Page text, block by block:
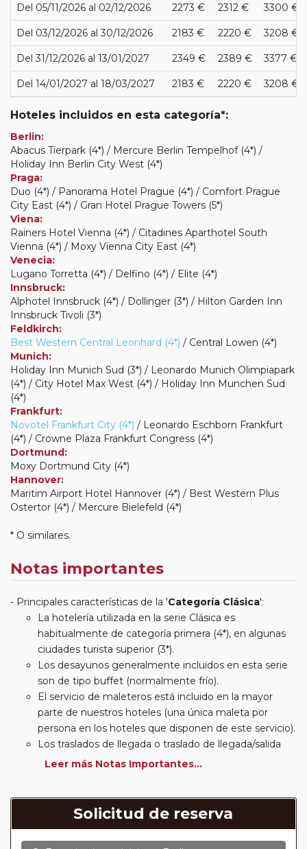
Del 05/11/2026 al 02/12/2026 2273 € 2312 € 3300 €
Del 03/12/2026 al 30/12/2026 2183 € 2220 € 3208 €
Del 31/12/2026 al 13/01/2027 2349 € 2389 € 3377 €
Del 14/01/2027 al 18/03/2027 2183 € 2220 € 3208 €
Hoteles incluidos en esta categoría*:
Berlin:
Abacus Tierpark (4*) / Mercure Berlin Tempelhof (4*) /
Holiday Inn Berlin City West (4*)
Praga:
Duo (4*) / Panorama Hotel Prague (4*) / Comfort Prague
City East (4*) / Gran Hotel Prague Towers (5*)
Viena:
Rainers Hotel Vienna (4*) / Citadines Aparthotel South
Vienna (4*) / Moxy Vienna City East (4*)
Venecia:
Lugano Torretta (4*) / Delfino (4*) / Elite (4*)
Innsbruck:
Alphotel Innsbruck (4*) / Dollinger (3*) / Hilton Garden Inn
Innsbruck Tivoli (3*)
Feldkirch:
Best Western Central Leonhard (4*) / Central Lowen (4*)
Munich:
Holiday Inn Munich Sud (3*) / Leonardo Munich Olimpiapark
(4*) / City Hotel Max West (4*) / Holiday Inn Munchen Sud
(4*)
Frankfurt:
Novotel Frankfurt City (4*) / Leonardo Eschborn Frankfurt
(4*) / Crowne Plaza Frankfurt Congress (4*)
Dortmund:
Moxy Dortmund City (4*)
Hannover:
Maritim Airport Hotel Hannover (4*) / Best Western Plus
Ostertor (4*) / Mercure Bielefeld (4*)
* O similares.
Notas importantes
Principales características de la 'Categoría Clásica':
La hotelería utilizada en la serie Clásica es
habitualmente de categoría primera (4*), en algunas
ciudades turista superior (3*).
Los desayunos generalmente incluidos en esta serie
son de tipo buffet (normalmente frío).
El servicio de maleteros está incluido en la mayor
parte de nuestros hoteles (una única maleta por
persona en los hoteles que disponen de este servicio).
Los traslados de llegada o traslado de llegada/salida
estarán incluidos según itinerario.
suplemento de media pensión (incluirá un número de
almuerzos o cenas señalado en su itinerario).
En muchos itinerarios le incluimos algunas cenas. En
Leer más Notas Importantes...
Solicitud de reserva